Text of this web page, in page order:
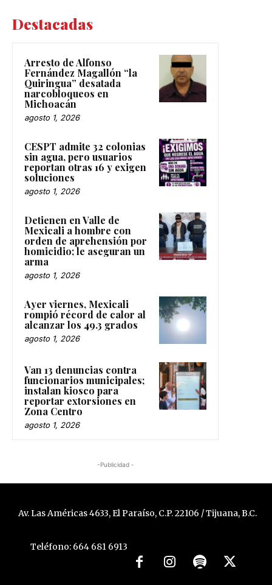
Destacadas
Arresto de Alfonso
Fernández Magallón “la
Quiringua” desatada
narcobloqueos en
Michoacán
agosto 1, 2026
CESPT admite 32 colonias
sin agua, pero usuarios
reportan otras 16 y exigen
soluciones
agosto 1, 2026
Detienen en Valle de
Mexicali a hombre con
orden de aprehensión por
homicidio; le aseguran un
arma
agosto 1, 2026
Ayer viernes, Mexicali
rompió récord de calor al
alcanzar los 49.3 grados
agosto 1, 2026
Van 13 denuncias contra
funcionarios municipales;
instalan kiosco para
reportar extorsiones en
Zona Centro
agosto 1, 2026
-Publicidad -
Av. Las Américas 4633, El Paraíso, C.P. 22106 / Tijuana, B.C.
Teléfono: 664 681 6913